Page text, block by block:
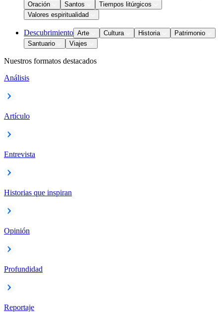
Oración
Santos
Tiempos litúrgicos
Valores espiritualidad
Descubrimiento Arte Cultura Historia
Patrimonio
Santuario
Viajes
Nuestros formatos destacados
Análisis
Artículo
Entrevista
Historias que inspiran
Opinión
Profundidad
Reportaje